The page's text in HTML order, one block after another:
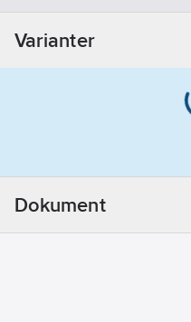
Varianter
Dokument